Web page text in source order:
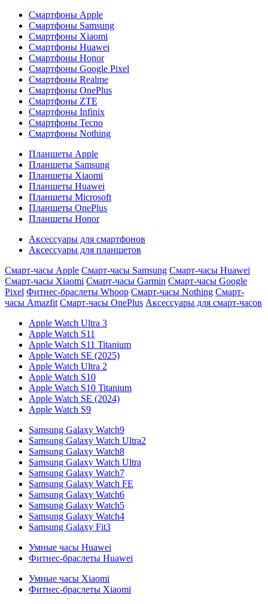
Смартфоны Apple
Смартфоны Samsung
Смартфоны Xiaomi
Смартфоны Huawei
Смартфоны Honor
Смартфоны Google Pixel
Смартфоны Realme
Смартфоны OnePlus
Смартфоны ZTE
Смартфоны Infinix
Смартфоны Tecno
Смартфоны Nothing
Планшеты Apple
Планшеты Samsung
Планшеты Xiaomi
Планшеты Huawei
Планшеты Microsoft
Планшеты OnePlus
Планшеты Honor
Аксессуары для смартфонов
Аксессуары для планшетов
Смарт-часы Apple Смарт-часы Samsung Смарт-часы Huawei
Смарт-часы Xiaomi Смарт-часы Garmin Смарт-часы Google
Pixel Фитнес-браслеты Whoop Смарт-часы Nothing Смарт-
часы Amazfit Смарт-часы OnePlus Аксессуары для смарт-часов
Apple Watch Ultra 3
Apple Watch S11
Apple Watch S11 Titanium
Apple Watch SE (2025)
Apple Watch Ultra 2
Apple Watch S10
Apple Watch S10 Titanium
Apple Watch SE (2024)
Apple Watch S9
Samsung Galaxy Watch9
Samsung Galaxy Watch Ultra2
Samsung Galaxy Watch8
Samsung Galaxy Watch Ultra
Samsung Galaxy Watch7
Samsung Galaxy Watch FE
Samsung Galaxy Watch6
Samsung Galaxy Watch5
Samsung Galaxy Watch4
Samsung Galaxy Fit3
Умные часы Huawei
Фитнес-браслеты Huawei
Умные часы Xiaomi
Фитнес-браслеты Xiaomi